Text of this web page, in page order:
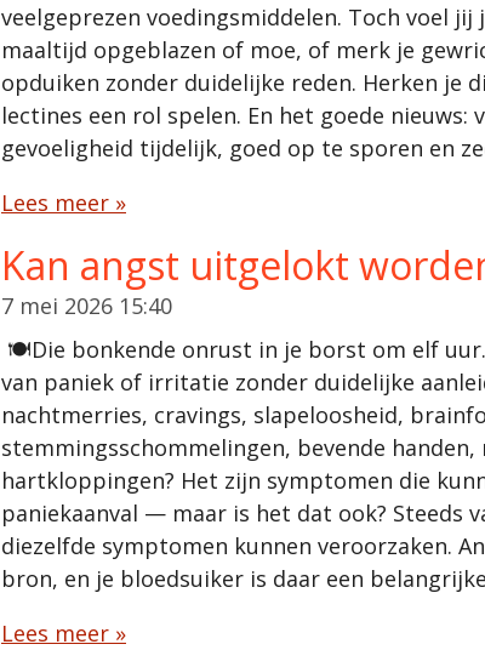
veelgeprezen voedingsmiddelen. Toch voel jij
maaltijd opgeblazen of moe, of merk je
opduiken zonder duidelijke reden. Herken je
lectines een rol spelen. En het goede nieuws:
gevoeligheid tijdelijk, goed op te sporen en
Lees meer »
Kan angst uitgelokt
7 mei 2026 15:40
🍽️Die bonkende onrust in je borst om elf
van paniek of irritatie zonder duidelijke
nachtmerries, cravings, slapeloosheid,
stemmingsschommelingen, bevende handen,
hartkloppingen? Het zijn symptomen die
paniekaanval — maar is het dat ook? Steeds
diezelfde symptomen kunnen veroorzaken.
bron, en je bloedsuiker is daar een
Lees meer »